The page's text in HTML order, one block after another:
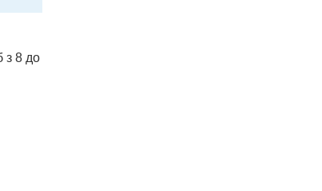
з 8 до